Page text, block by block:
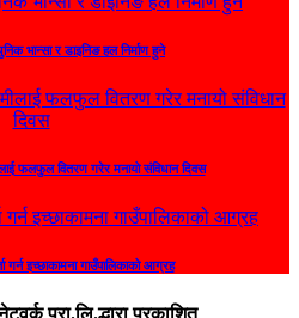
भान्सा र डाइनिङ हल निर्माण हुने
फलफुल वितरण गरेर मनायो संविधान दिवस
गर्न इच्छाकामना गाउँपालिकाको आग्रह
प्रा.लि.द्धारा प्रकाशित